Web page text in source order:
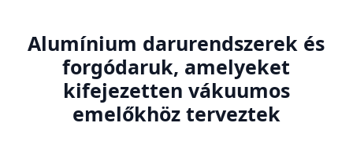
Alumínium darurendszerek és
forgódaruk, amelyeket
kifejezetten vákuumos
emelőkhöz terveztek